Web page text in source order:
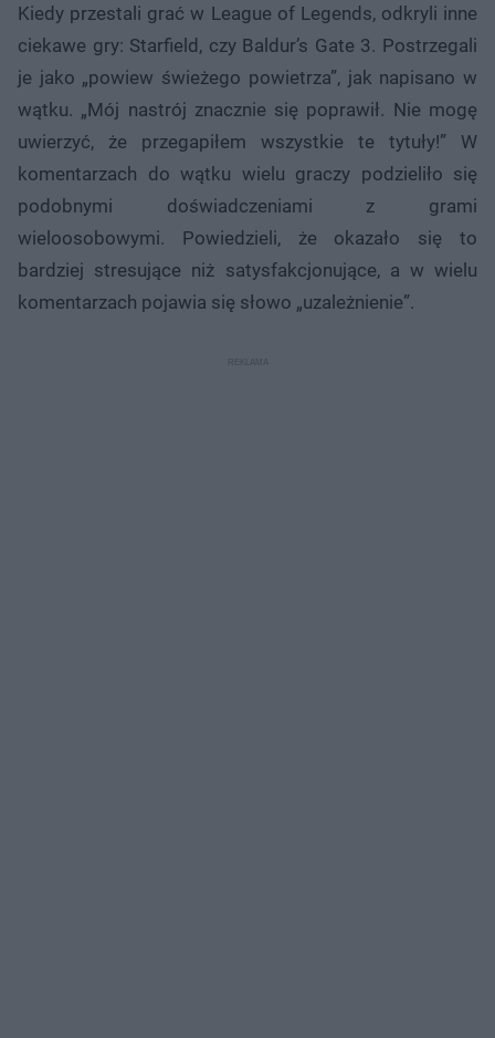
Kiedy przestali grać w League of Legends, odkryli inne
ciekawe gry: Starfield, czy Baldur’s Gate 3. Postrzegali
je jako „powiew świeżego powietrza”, jak napisano w
wątku. „Mój nastrój znacznie się poprawił. Nie mogę
uwierzyć, że przegapiłem wszystkie te tytuły!” W
komentarzach do wątku wielu graczy podzieliło się
podobnymi doświadczeniami z grami
wieloosobowymi. Powiedzieli, że okazało się to
bardziej stresujące niż satysfakcjonujące, a w wielu
komentarzach pojawia się słowo „uzależnienie”.